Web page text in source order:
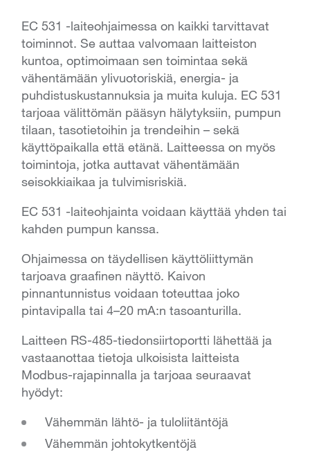
EC 531 -laiteohjaimessa on kaikki tarvittavat
toiminnot. Se auttaa valvomaan laitteiston
kuntoa, optimoimaan sen toimintaa sekä
vähentämään ylivuotoriskiä, energia- ja
puhdistuskustannuksia ja muita kuluja. EC 531
tarjoaa välittömän pääsyn hälytyksiin, pumpun
tilaan, tasotietoihin ja trendeihin – sekä
käyttöpaikalla että etänä. Laitteessa on myös
toimintoja, jotka auttavat vähentämään
seisokkiaikaa ja tulvimisriskiä.
EC 531 -laiteohjainta voidaan käyttää yhden tai
kahden pumpun kanssa.
Ohjaimessa on täydellisen käyttöliittymän
tarjoava graafinen näyttö. Kaivon
pinnantunnistus voidaan toteuttaa joko
pintavipalla tai 4–20 mA:n tasoanturilla.
Laitteen RS-485-tiedonsiirtoportti lähettää ja
vastaanottaa tietoja ulkoisista laitteista
Modbus-rajapinnalla ja tarjoaa seuraavat
hyödyt:
Vähemmän lähtö- ja tuloliitäntöjä
Vähemmän johtokytkentöjä